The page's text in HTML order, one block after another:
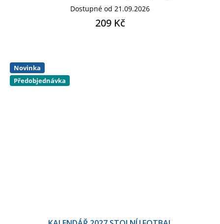
Dostupné od 21.09.2026
209 Kč
Novinka
Předobjednávka